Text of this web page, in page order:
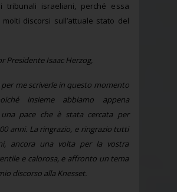
tribunali israeliani, perché essa
discorsi sull’attuale stato del
Presidente Isaac Herzog,
me scriverle in questo momento
insieme abbiamo appena
una pace che è stata cercata per
anni. La ringrazio, e ringrazio tutti
ancora una volta per la vostra
e calorosa, e affronto un tema
discorso alla Knesset.